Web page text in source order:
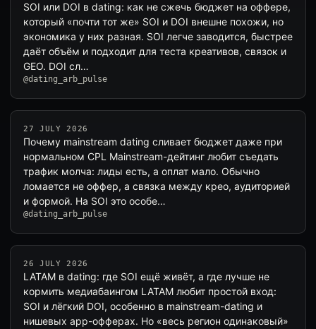
SOI или DOI в dating: как не сжечь бюджет на оффере,
который «почти тот же» SOI и DOI внешне похожи, но
экономика у них разная. SOI легче заводится, быстрее
даёт объём и подходит для теста креативов, связок и
GEO. DOI сл…
@dating_arb_pulse
27 JULY 2026
Почему mainstream dating сливает бюджет даже при
нормальном CPL Mainstream-дейтинг любит съедать
трафик молча: лиды есть, а оплат мало. Обычно
ломается не оффер, а связка между крео, аудиторией
и формой. На SOI это особе…
@dating_arb_pulse
26 JULY 2026
LATAM в dating: где SOI ещё живёт, а где лучше не
кормить медиабаингом LATAM любит простой вход:
SOI и лёгкий DOI, особенно в mainstream-dating и
нишевых app-офферах. Но «весь регион одинаковый»